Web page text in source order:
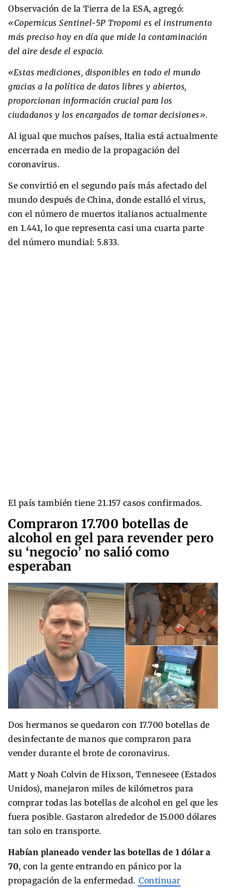
Observación de la Tierra de la ESA, agregó:
«Copernicus Sentinel-5P Tropomi es el instrumento
más preciso hoy en día que mide la contaminación
del aire desde el espacio.
«Estas mediciones, disponibles en todo el mundo
gracias a la política de datos libres y abiertos,
proporcionan información crucial para los
ciudadanos y los encargados de tomar decisiones».
Al igual que muchos países, Italia está actualmente
encerrada en medio de la propagación del
coronavirus.
Se convirtió en el segundo país más afectado del
mundo después de China, donde estalló el virus,
con el número de muertos italianos actualmente
en 1.441, lo que representa casi una cuarta parte
del número mundial: 5.833.
El país también tiene 21.157 casos confirmados.
Compraron 17.700 botellas de
alcohol en gel para revender pero
su ‘negocio’ no salió como
esperaban
Dos hermanos se quedaron con 17.700 botellas de
desinfectante de manos que compraron para
vender durante el brote de coronavirus.
Matt y Noah Colvin de Hixson, Tenneseee (Estados
Unidos), manejaron miles de kilómetros para
comprar todas las botellas de alcohol en gel que les
fuera posible. Gastaron alrededor de 15.000 dólares
tan solo en transporte.
Habían planeado vender las botellas de 1 dólar a
70, con la gente entrando en pánico por la
propagación de la enfermedad. Continuar